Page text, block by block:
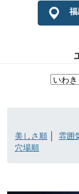
福
美しさ順
雰囲
穴場順